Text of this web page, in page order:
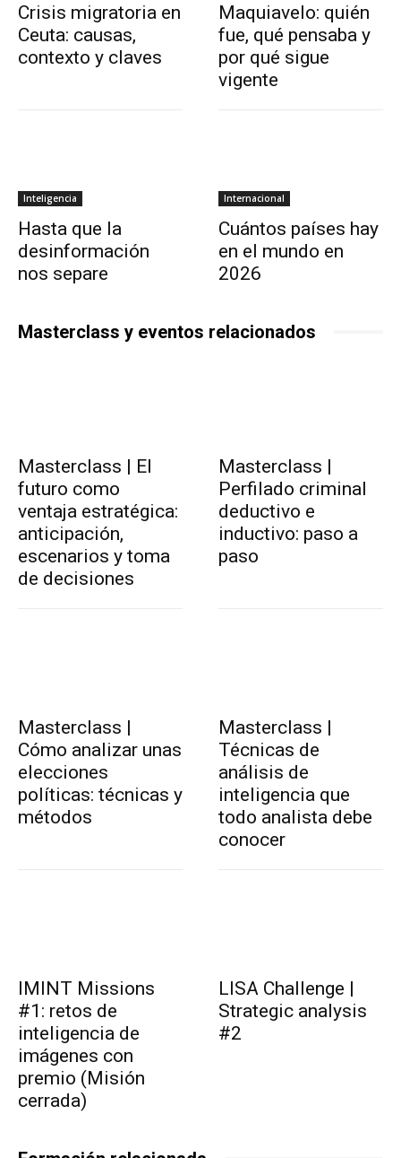
Crisis migratoria en
Ceuta: causas,
contexto y claves
Maquiavelo: quién
fue, qué pensaba y
por qué sigue
vigente
Inteligencia
Hasta que la
desinformación
nos separe
Internacional
Cuántos países hay
en el mundo en
2026
Masterclass y eventos relacionados
Masterclass | El
futuro como
ventaja estratégica:
anticipación,
escenarios y toma
de decisiones
Masterclass |
Perfilado criminal
deductivo e
inductivo: paso a
paso
Masterclass |
Cómo analizar unas
elecciones
políticas: técnicas y
métodos
Masterclass |
Técnicas de
análisis de
inteligencia que
todo analista debe
conocer
IMINT Missions
#1: retos de
inteligencia de
imágenes con
premio (Misión
cerrada)
LISA Challenge |
Strategic analysis
#2